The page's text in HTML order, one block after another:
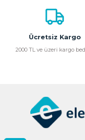
Ürün bilgilerinde
Ürün fiyatı diğer
Bu ürüne benzer
Ücretsiz Kargo
2000 TL ve üzeri kargo